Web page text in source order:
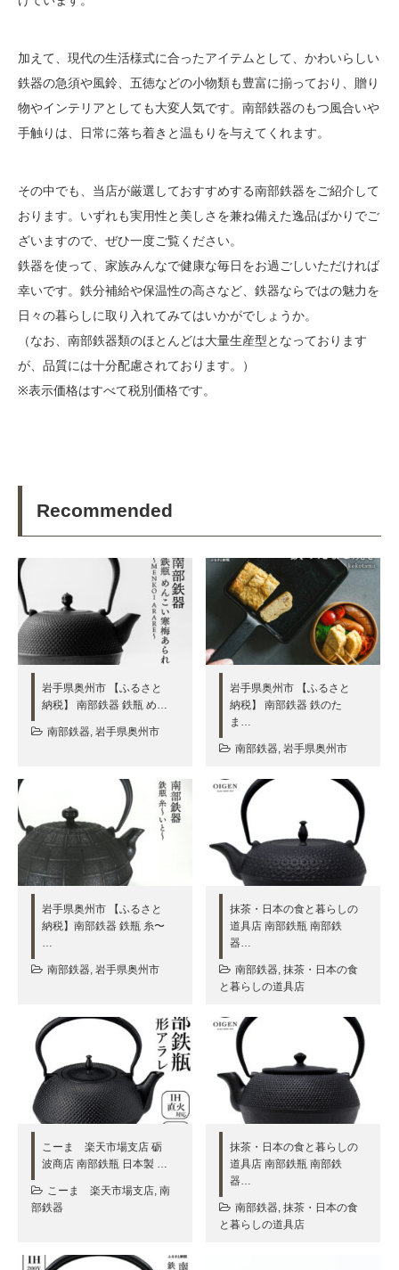
加えて、現代の生活様式に合ったアイテムとして、かわいらしい
鉄器の急須や風鈴、五徳などの小物類も豊富に揃っており、贈り
物やインテリアとしても大変人気です。南部鉄器のもつ風合いや
手触りは、日常に落ち着きと温もりを与えてくれます。
その中でも、当店が厳選しておすすめする南部鉄器をご紹介して
おります。いずれも実用性と美しさを兼ね備えた逸品ばかりでご
ざいますので、ぜひ一度ご覧ください。
鉄器を使って、家族みんなで健康な毎日をお過ごしいただければ
幸いです。鉄分補給や保温性の高さなど、鉄器ならではの魅力を
日々の暮らしに取り入れてみてはいかがでしょうか。
（なお、南部鉄器類のほとんどは大量生産型となっております
が、品質には十分配慮されております。）
※表示価格はすべて税別価格です。
Recommended
岩手県奥州市 【ふるさと
納税】 南部鉄器 鉄瓶 め…
南部鉄器, 岩手県奥州市
岩手県奥州市 【ふるさと
納税】 南部鉄器 鉄のた
ま…
南部鉄器, 岩手県奥州市
岩手県奥州市 【ふるさと
納税】南部鉄器 鉄瓶 糸〜
…
南部鉄器, 岩手県奥州市
抹茶・日本の食と暮らしの
道具店 南部鉄瓶 南部鉄
器…
南部鉄器, 抹茶・日本の食
と暮らしの道具店
こーま 楽天市場支店 砺
波商店 南部鉄瓶 日本製 …
こーま 楽天市場支店, 南
部鉄器
抹茶・日本の食と暮らしの
道具店 南部鉄瓶 南部鉄
器…
南部鉄器, 抹茶・日本の食
と暮らしの道具店